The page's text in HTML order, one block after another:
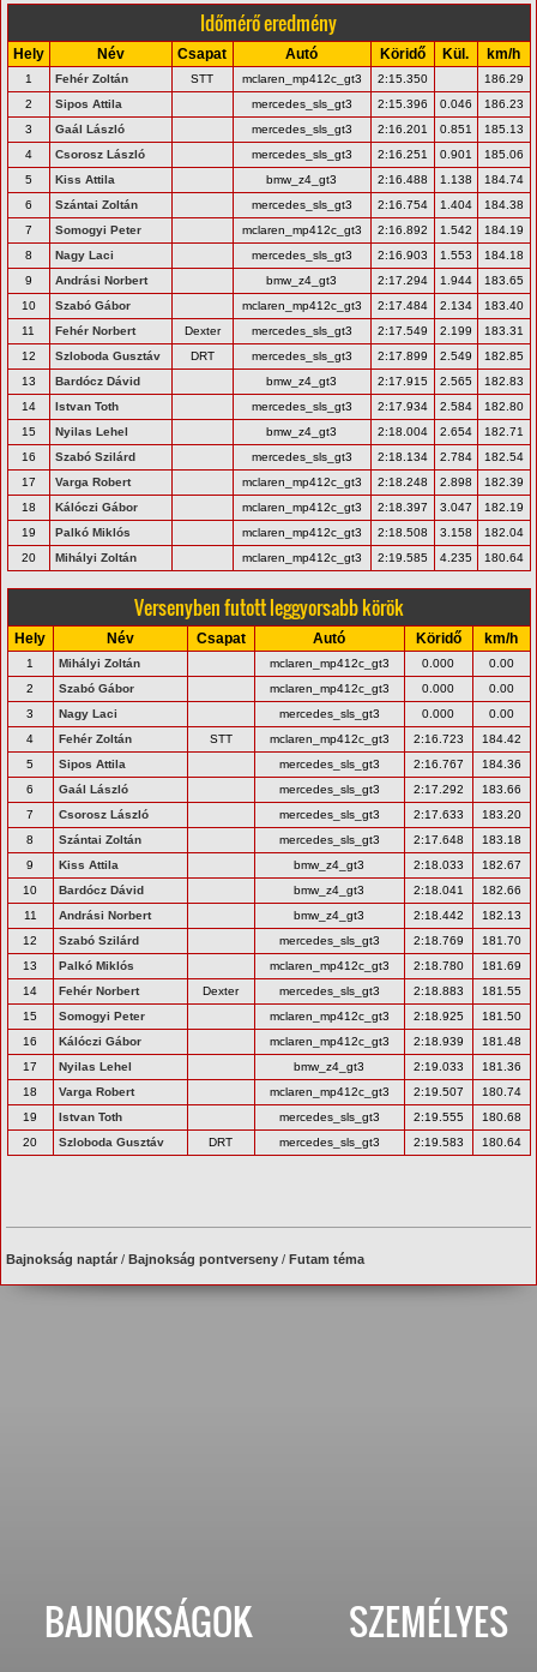
Időmérő eredmény
Hely Név Csapat Autó Köridő Kül. km/h
1 Fehér Zoltán STT mclaren_mp412c_gt3 2:15.350
186.29
2
Sipos Attila mercedes_sls_gt3 2:15.396 0.046
186.23
3
Gaál László mercedes_sls_gt3 2:16.201 0.851
185.13
4
Csorosz László mercedes_sls_gt3 2:16.251 0.901
185.06
5
Kiss Attila bmw_z4_gt3 2:16.488 1.138
184.74
6
Szántai Zoltán mercedes_sls_gt3 2:16.754 1.404
184.38
7
Somogyi Peter mclaren_mp412c_gt3 2:16.892 1.542
184.19
8
Nagy Laci mercedes_sls_gt3 2:16.903 1.553
184.18
9
Andrási Norbert bmw_z4_gt3 2:17.294 1.944
183.65
10
Szabó Gábor mclaren_mp412c_gt3 2:17.484 2.134
183.40
11
Fehér Norbert Dexter mercedes_sls_gt3 2:17.549 2.199
183.31
12
Szloboda Gusztáv DRT mercedes_sls_gt3 2:17.899 2.549
182.85
13
Bardócz Dávid bmw_z4_gt3 2:17.915 2.565
182.83
14
Istvan Toth mercedes_sls_gt3 2:17.934 2.584
182.80
15
Nyilas Lehel bmw_z4_gt3 2:18.004 2.654
182.71
16
Szabó Szilárd mercedes_sls_gt3 2:18.134 2.784
182.54
17
Varga Robert mclaren_mp412c_gt3 2:18.248 2.898
182.39
18
Kálóczi Gábor mclaren_mp412c_gt3 2:18.397 3.047
182.19
19
Palkó Miklós mclaren_mp412c_gt3 2:18.508 3.158
182.04
20
Mihályi Zoltán mclaren_mp412c_gt3 2:19.585 4.235 180.64
Versenyben futott leggyorsabb körök
Hely Név Csapat Autó Köridő km/h
1 Mihályi Zoltán mclaren_mp412c_gt3 0.000
0.00
2
Szabó Gábor mclaren_mp412c_gt3 0.000
0.00
3
Nagy Laci mercedes_sls_gt3 0.000
0.00
4
Fehér Zoltán STT mclaren_mp412c_gt3 2:16.723
184.42
5
Sipos Attila mercedes_sls_gt3 2:16.767
184.36
6
Gaál László mercedes_sls_gt3 2:17.292
183.66
7
Csorosz László mercedes_sls_gt3 2:17.633
183.20
8
Szántai Zoltán mercedes_sls_gt3 2:17.648
183.18
9
Kiss Attila bmw_z4_gt3 2:18.033
182.67
10
Bardócz Dávid bmw_z4_gt3 2:18.041
182.66
11
Andrási Norbert bmw_z4_gt3 2:18.442
182.13
12
Szabó Szilárd mercedes_sls_gt3 2:18.769
181.70
13
Palkó Miklós mclaren_mp412c_gt3 2:18.780
181.69
14
Fehér Norbert Dexter mercedes_sls_gt3 2:18.883
181.55
15
Somogyi Peter mclaren_mp412c_gt3 2:18.925
181.50
16
Kálóczi Gábor mclaren_mp412c_gt3 2:18.939
181.48
17
Nyilas Lehel bmw_z4_gt3 2:19.033
181.36
18
Varga Robert mclaren_mp412c_gt3 2:19.507
180.74
19
Istvan Toth mercedes_sls_gt3 2:19.555
180.68
20
Szloboda Gusztáv DRT mercedes_sls_gt3 2:19.583 180.64
Bajnokság naptár /Bajnokság pontverseny /Futam téma
BAJNOKSÁGOK SZEMÉLYES